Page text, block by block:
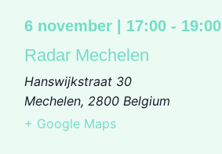
6 november 17:00 - 19:00
Radar Mechelen
Hanswijkstraat 30
Mechelen, 2800 Belgium
+ Google Maps